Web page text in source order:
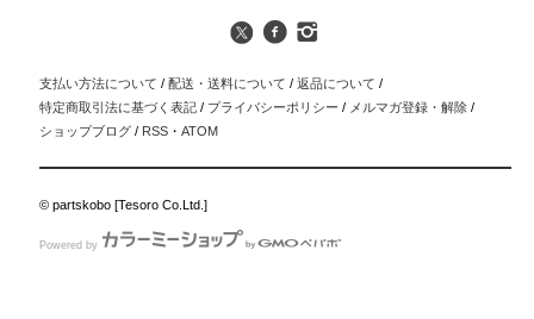
支払い方法について / 配送・送料について / 返品について /
特定商取引法に基づく表記 / プライバシーポリシー / メルマガ登録・解除 /
ショップブログ / RSS ・ATOM
© partskobo [Tesoro Co.Ltd.]
Powered by